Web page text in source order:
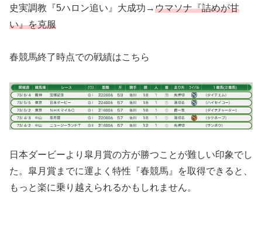
史実調教『5ハロン追い』大成功→ウマソナ『詰めが甘
い』を克服
春競馬終了時点での戦績はこちら
日本ダービーより皐月賞の方が勝つことが難しい印象でし
た。皐月賞までに運よく特性『春競馬』を取得できると、
もっと楽に乗り越えられるかもしれません。